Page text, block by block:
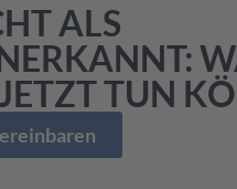
ALS
TUN